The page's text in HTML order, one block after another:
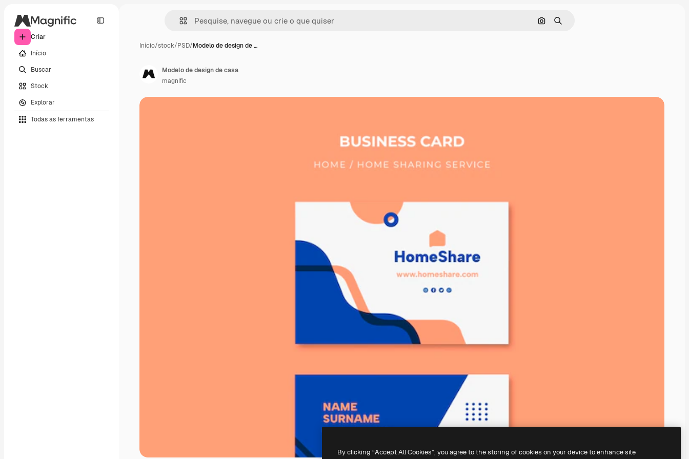
Criar
Início
Buscar
Stock
Explorar
Todas as ferramentas
Pesquisar por imagem
Buscar
Início/stock/PSD/Modelo de design de …
Modelo de design de casa
magnific
By clicking “Accept All Cookies”, you agree to the storing of cookies on your device to enhance site